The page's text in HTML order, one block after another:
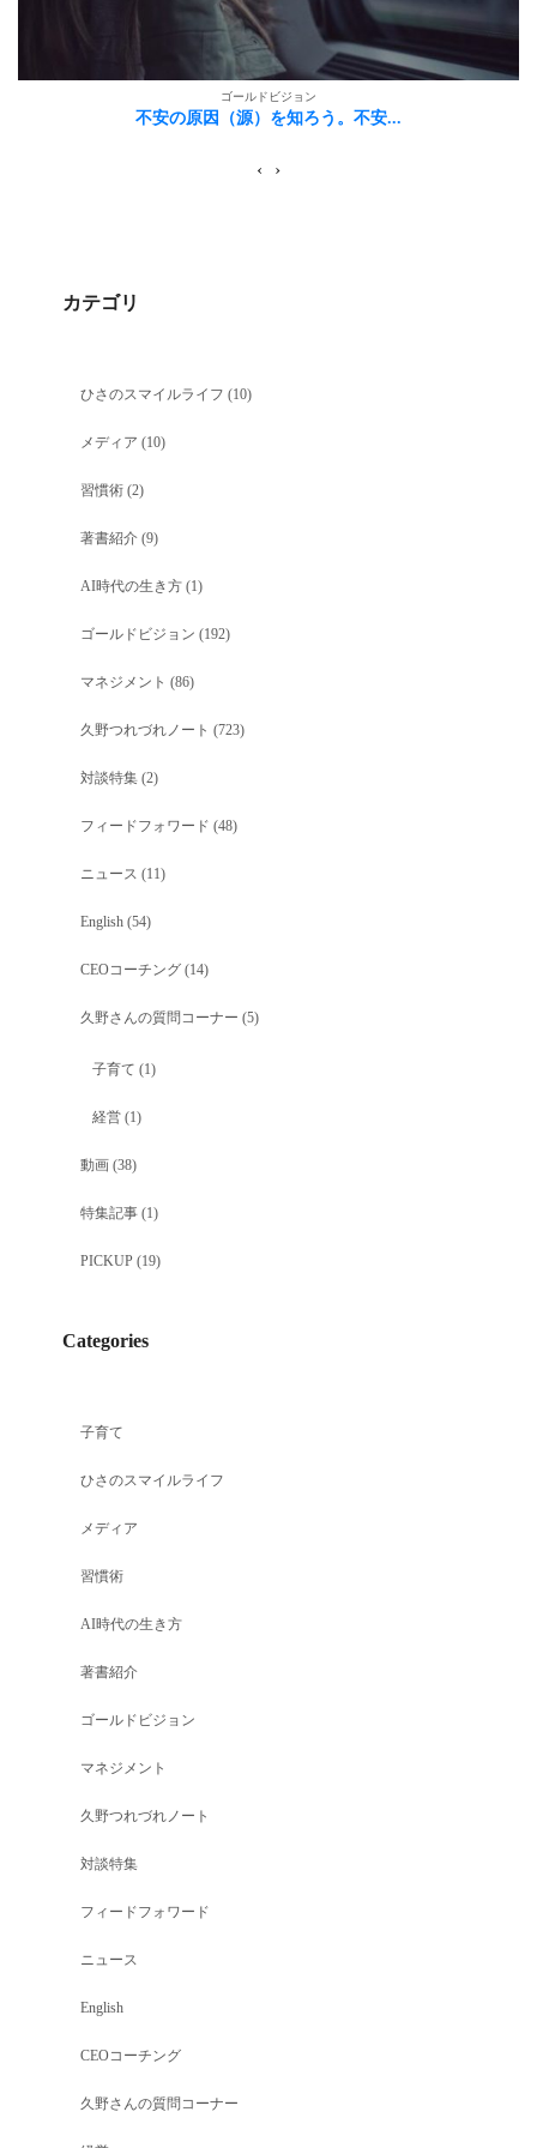
ゴールドビジョン
不安の原因（源）を知ろう。不安...
‹ ›
カテゴリ
ひさのスマイルライフ (10)
メディア (10)
習慣術(2)
著書紹介(9)
AI時代の生き方(1)
ゴールドビジョン (192)
マネジメント (86)
久野つれづれノート (723)
対談特集(2)
フィードフォワード (48)
ニュース (11)
English(54)
CEOコーチング(14)
久野さんの質問コーナー (5)
子育て (1)
経営(1)
動画(38)
特集記事(1)
PICKUP(19)
Categories
子育て
ひさのスマイルライフ
メディア
習慣術
AI時代の生き方
著書紹介
ゴールドビジョン
マネジメント
久野つれづれノート
対談特集
フィードフォワード
ニュース
English
CEOコーチング
久野さんの質問コーナー